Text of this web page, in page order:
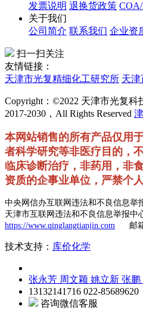
发票说明 退换货政策
关于我们
公司简介 联系我们 企业资
扫一扫关注
友情链接：
天津市光复精细化工研究所 天津
Copyright：©2022 天津市光复
2017-2030，All Rights Reserved
本网站销售的所有产品仅用
者科学研究等非医疗目的，
临床诊断治疗，非药用，非
资质的企事业单位，严禁个
中央网信办互联网违法和不良信息举
天津市互联网违法和不良信息举报中
https://www.qinglangtianjin.com 邮箱
技术支持： 库价化学
张永芳 周文颖 姚立新 张鹏
13132141716 022-85689620
咨询微信客服